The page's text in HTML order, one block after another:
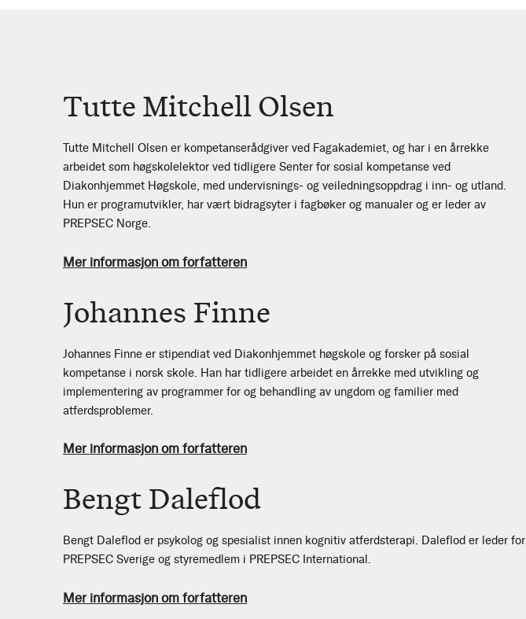
Tutte Mitchell Olsen
Tutte Mitchell Olsen er kompetanserådgiver ved Fagakademiet, og har i en årrekke
arbeidet som høgskolelektor ved tidligere Senter for sosial kompetanse ved
Diakonhjemmet Høgskole, med undervisnings- og veiledningsoppdrag i inn- og utland.
Hun er programutvikler, har vært bidragsyter i fagbøker og manualer og er leder av
PREPSEC Norge.
Mer informasjon om forfatteren
Johannes Finne
Johannes Finne er stipendiat ved Diakonhjemmet høgskole og forsker på sosial
kompetanse i norsk skole. Han har tidligere arbeidet en årrekke med utvikling og
implementering av programmer for og behandling av ungdom og familier med
atferdsproblemer.
Mer informasjon om forfatteren
Bengt Daleflod
Bengt Daleflod er psykolog og spesialist innen kognitiv atferdsterapi. Daleflod er leder for
PREPSEC Sverige og styremedlem i PREPSEC International.
Mer informasjon om forfatteren